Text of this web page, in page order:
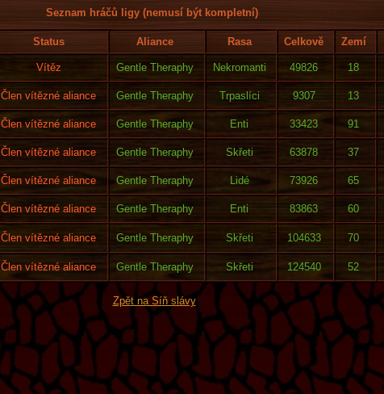
Seznam hráčů ligy (nemusí být kompletní)
Status Aliance Rasa Celkově Zemí
Vítěz Gentle Theraphy Nekromanti 49826 18
Člen vítězné aliance Gentle Theraphy Trpaslíci 9307 13
Člen vítězné aliance Gentle Theraphy Enti 33423 91
Člen vítězné aliance Gentle Theraphy Skřeti 63878 37
Člen vítězné aliance Gentle Theraphy Lidé 73926 65
Člen vítězné aliance Gentle Theraphy Enti 83863 60
Člen vítězné aliance Gentle Theraphy Skřeti 104633 70
Člen vítězné aliance Gentle Theraphy Skřeti 124540 52
Zpět na Síň slávy